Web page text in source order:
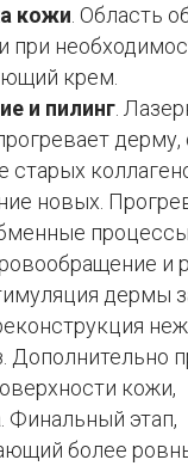
кожи . Область
при
крем.
и пилинг .
старых
новых.
и
дермы
Дополнительно
кожи,
. Финальный этап,
более